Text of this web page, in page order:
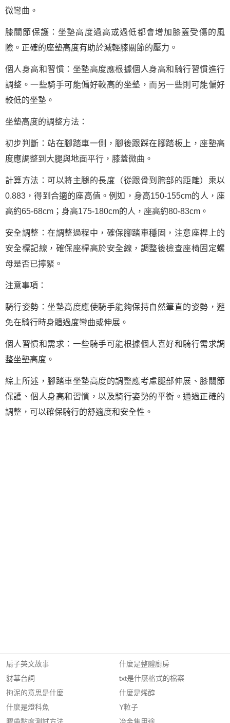
微彎曲。
膝關節保護：坐墊高度過高或過低都會增加膝蓋受傷的風
險。正確的座墊高度有助於減輕膝關節的壓力。
個人身高和習慣：坐墊高度應根據個人身高和騎行習慣進行
調整。一些騎手可能偏好較高的坐墊，而另一些則可能偏好
較低的坐墊。
坐墊高度的調整方法：
初步判斷：站在腳踏車一側，腳後跟踩在腳踏板上，座墊高
度應調整到大腿與地面平行，膝蓋微曲。
計算方法：可以將主腿的長度（從跟骨到胯部的距離）乘以
0.883，得到合適的座高值。例如，身高150-155cm的人，座
高約65-68cm；身高175-180cm的人，座高約80-83cm。
安全調整：在調整過程中，確保腳踏車穩固，注意座桿上的
安全標記線，確保座桿高於安全線，調整後檢查座椅固定螺
母是否已擰緊。
注意事項：
騎行姿勢：坐墊高度應使騎手能夠保持自然筆直的姿勢，避
免在騎行時身體過度彎曲或伸展。
個人習慣和需求：一些騎手可能根據個人喜好和騎行需求調
整坐墊高度。
綜上所述，腳踏車坐墊高度的調整應考慮腿部伸展、膝關節
保護、個人身高和習慣，以及騎行姿勢的平衡。通過正確的
調整，可以確保騎行的舒適度和安全性。
扇子英文故事
豺華台詞
拘泥的意思是什麼
什麼是燈科魚
什麼是整體廚房
txt是什麼格式的檔案
什麼是烯醇
Y粒子